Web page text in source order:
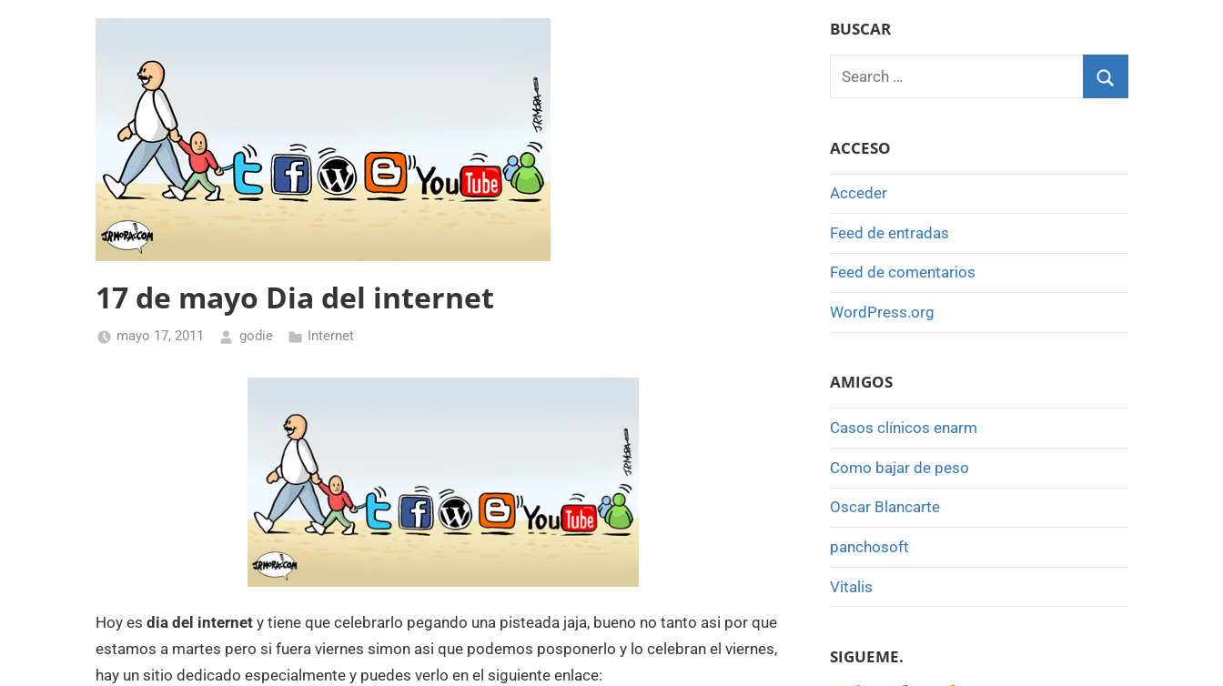
17 de mayo Dia del internet
mayo 17, 2011 godie Internet
Hoy es dia del internety tiene que celebrarlo pegando una pisteada jaja, bueno no tanto asi por que
estamos a martes pero si fuera viernes simon asi que podemos posponerlo y lo celebran el viernes,
hay un sitio dedicado especialmente y puedes verlo en el siguiente enlace:
BUSCAR
Search
for:
ACCESO
Acceder
Feed de entradas
Feed de comentarios
WordPress.org
AMIGOS
Casos clínicos enarm
Como bajar de peso
Oscar Blancarte
panchosoft
Vitalis
SIGUEME.